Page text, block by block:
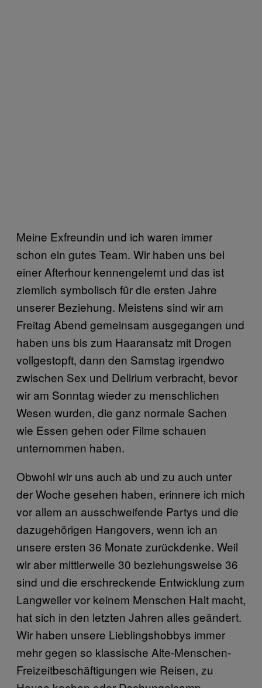
Meine Exfreundin und ich waren immer
schon ein gutes Team. Wir haben uns bei
einer Afterhour kennengelernt und das ist
ziemlich symbolisch für die ersten Jahre
unserer Beziehung. Meistens sind wir am
Freitag Abend gemeinsam ausgegangen und
haben uns bis zum Haaransatz mit Drogen
vollgestopft, dann den Samstag irgendwo
zwischen Sex und Delirium verbracht, bevor
wir am Sonntag wieder zu menschlichen
Wesen wurden, die ganz normale Sachen
wie Essen gehen oder Filme schauen
unternommen haben.
Obwohl wir uns auch ab und zu auch unter
der Woche gesehen haben, erinnere ich mich
vor allem an ausschweifende Partys und die
dazugehörigen Hangovers, wenn ich an
unsere ersten 36 Monate zurückdenke. Weil
wir aber mittlerweile 30 beziehungsweise 36
sind und die erschreckende Entwicklung zum
Langweiler vor keinem Menschen Halt macht,
hat sich in den letzten Jahren alles geändert.
Wir haben unsere Lieblingshobbys immer
mehr gegen so klassische Alte-Menschen-
Freizeitbeschäftigungen wie Reisen, zu